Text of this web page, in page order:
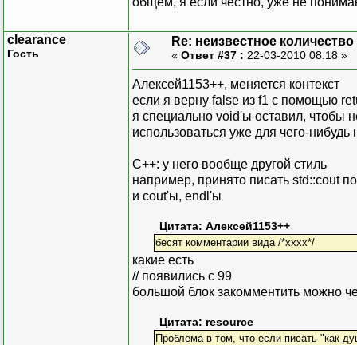
clearance
Гость
Re: неизвестное
« Ответ #37 : 22-03-2010 08:18 »
Алексей1153++, меняется контекст
если я верну false из f1 с помощью
я специально void'ы оставил, чтобы
использоваться уже для чего-
C++: у него вообще другой стиль
например, принято писать std::cout
и cout'ы, endl'ы
Цитата: Алексей1153++
бесят комментарии вида /*xxxx*/
какие есть
// появились с 99
большой блок закомментить можно
Цитата: resource
Проблема в том, что если писать "как